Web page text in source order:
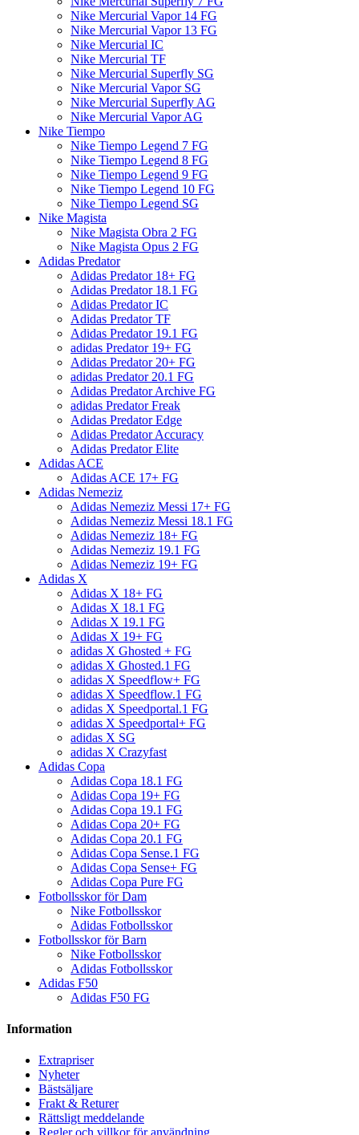
Nike Mercurial Vapor 14 FG
Nike Mercurial Vapor 13 FG
Nike Mercurial IC
Nike Mercurial TF
Nike Mercurial Superfly SG
Nike Mercurial Vapor SG
Nike Mercurial Superfly AG
Nike Mercurial Vapor AG
Nike Tiempo
Nike Tiempo Legend 7 FG
Nike Tiempo Legend 8 FG
Nike Tiempo Legend 9 FG
Nike Tiempo Legend 10 FG
Nike Tiempo Legend SG
Nike Magista
Nike Magista Obra 2 FG
Nike Magista Opus 2 FG
Adidas Predator
Adidas Predator 18+ FG
Adidas Predator 18.1 FG
Adidas Predator IC
Adidas Predator TF
Adidas Predator 19.1 FG
adidas Predator 19+ FG
Adidas Predator 20+ FG
adidas Predator 20.1 FG
Adidas Predator Archive FG
adidas Predator Freak
Adidas Predator Edge
Adidas Predator Accuracy
Adidas Predator Elite
Adidas ACE
Adidas ACE 17+ FG
Adidas Nemeziz
Adidas Nemeziz Messi 17+ FG
Adidas Nemeziz Messi 18.1 FG
Adidas Nemeziz 18+ FG
Adidas Nemeziz 19.1 FG
Adidas Nemeziz 19+ FG
Adidas X
Adidas X 18+ FG
Adidas X 18.1 FG
Adidas X 19.1 FG
Adidas X 19+ FG
adidas X Ghosted + FG
adidas X Ghosted.1 FG
adidas X Speedflow+ FG
adidas X Speedflow.1 FG
adidas X Speedportal.1 FG
adidas X Speedportal+ FG
adidas X SG
adidas X Crazyfast
Adidas Copa
Adidas Copa 18.1 FG
Adidas Copa 19+ FG
Adidas Copa 19.1 FG
Adidas Copa 20+ FG
Adidas Copa 20.1 FG
Adidas Copa Sense.1 FG
Adidas Copa Sense+ FG
Adidas Copa Pure FG
Fotbollsskor för Dam
Nike Fotbollsskor
Adidas Fotbollsskor
Fotbollsskor för Barn
Nike Fotbollsskor
Adidas Fotbollsskor
Adidas F50
Adidas F50 FG
Information
Extrapriser
Nyheter
Bästsäljare
Frakt & Returer
Rättsligt meddelande